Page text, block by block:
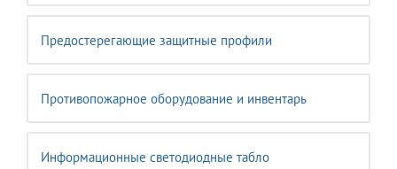
Предостерегающие защитные профили
Противопожарное оборудование и инвентарь
Информационные светодиодные табло